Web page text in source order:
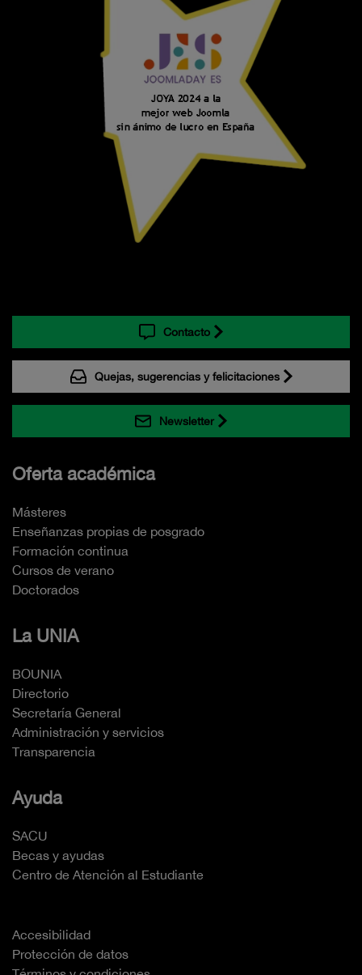
Contacto
Quejas, sugerencias y felicitaciones
Newsletter
Oferta académica
Másteres
Enseñanzas propias de posgrado
Formación continua
Cursos de verano
Doctorados
La UNIA
BOUNIA
Directorio
Secretaría General
Administración y servicios
Transparencia
Ayuda
SACU
Becas y ayudas
Centro de Atención al Estudiante
Accesibilidad
Protección de datos